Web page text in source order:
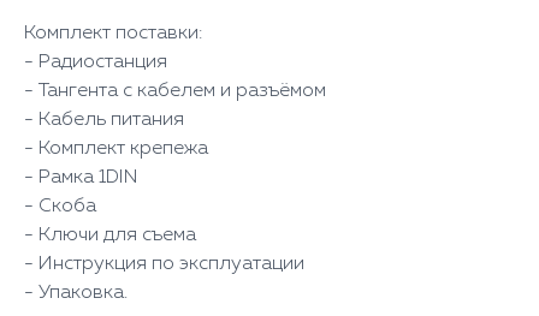
Комплект поставки:
- Радиостанция
- Тангента с кабелем и разъёмом
- Кабель питания
- Комплект крепежа
- Рамка 1DIN
- Скоба
- Ключи для съема
- Инструкция по эксплуатации
- Упаковка.